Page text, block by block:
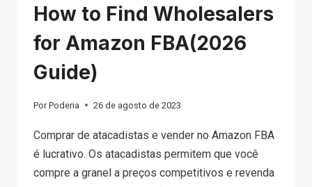
How to Find Wholesalers
for Amazon FBA(2026
Guide)
Por Poderia 26 de agosto de 2023
Comprar de atacadistas e vender no Amazon FBA
é lucrativo. Os atacadistas permitem que você
compre a granel a preços competitivos e revenda